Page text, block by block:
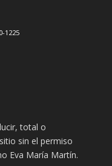
1225
total o
sin el permiso
Eva María Martín.